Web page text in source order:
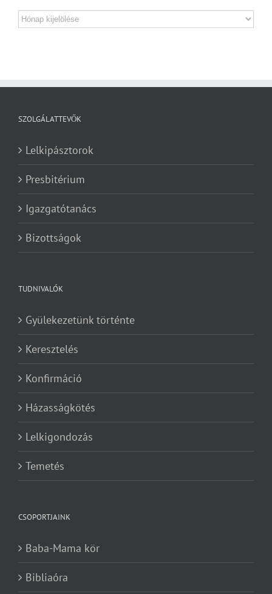
Archívum
SZOLGÁLATTEVŐK
Lelkipásztorok
Presbitérium
Igazgatótanács
Bizottságok
TUDNIVALÓK
Gyülekezetünk történte
Keresztelés
Konfirmáció
Házasságkötés
Lelkigondozás
Temetés
CSOPORTJAINK
Baba-Mama kör
Bibliaóra